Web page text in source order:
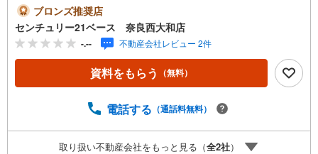
仕事終わりのお時間でもご見学可！・今から見たい！とい
うお声にもご対応できます！◇住宅ローンもお任せくださ
い！◇・提携銀行多数あり（地方銀行・都市銀行・信用金
庫etc）・優遇後適用金利 0.875％～（審査内容により異な
ります）--- ◇◇ Yahoo！不動産キャンペーン対象店舗 ◇◇
----当店で物件を成約いただくとPayPayボーナスライトが
象になります。「資料をもらう」「見学予約をする」から
のうえお問い合わせください。-----------------------------
ブロンズ推奨店
センチュリー21ベース 奈良西大和店
-.-- 不動産会社レビュー 2件
資料をもらう （無料）
電話する （通話料無料）
取り扱い不動産会社をもっと見る（全2社）